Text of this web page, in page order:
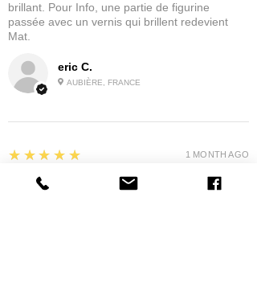
eric C.
AUBIÈRE, FRANCE
brillant. Pour Info, une partie de figurine
passée avec un vernis qui brillent redevient
Mat.
5
★★★★★
tres bonne
1 MONTH AGO